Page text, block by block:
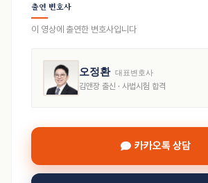
출연 변호사
이 영상에 출연한 변호사입니다
오정환 대표변호사
김앤장 출신 · 사법시험 합격
카카오톡 상담